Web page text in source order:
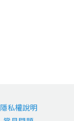
隱私權說明